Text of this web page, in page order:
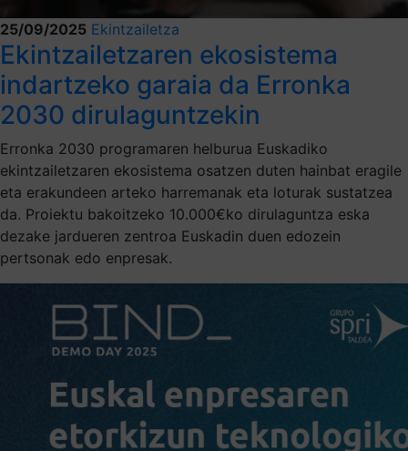
25/09/2025 Ekintzailetza
Ekintzailetzaren ekosistema
indartzeko garaia da Erronka
2030 dirulaguntzekin
Erronka 2030 programaren helburua Euskadiko
ekintzailetzaren ekosistema osatzen duten hainbat eragile
eta erakundeen arteko harremanak eta loturak sustatzea
da. Proiektu bakoitzeko 10.000€ko dirulaguntza eska
dezake jardueren zentroa Euskadin duen edozein
pertsonak edo enpresak.